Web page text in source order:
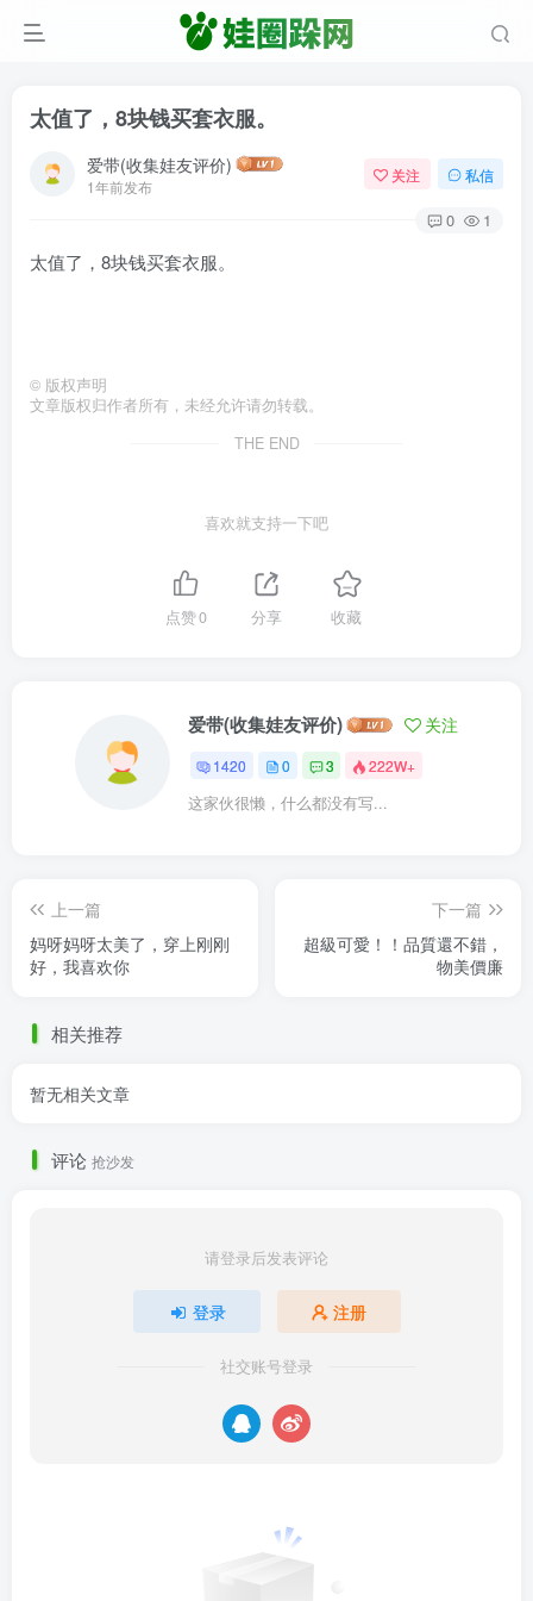
太值了，8块钱买套衣服。
爱带(收集娃友评价)
1年前发布
关注 私信
0 1
太值了，8块钱买套衣服。
© 版权声明
文章版权归作者所有，未经允许请勿转载。
THE END
喜欢就支持一下吧
点赞0 分享 收藏
爱带(收集娃友评价) 关注
1420 0 3 222W+
这家伙很懒，什么都没有写...
上一篇
妈呀妈呀太美了，穿上刚刚
好，我喜欢你
下一篇
超級可愛！！品質還不錯，
物美價廉
相关推荐
暂无相关文章
评论 抢沙发
请登录后发表评论
登录 注册
社交账号登录